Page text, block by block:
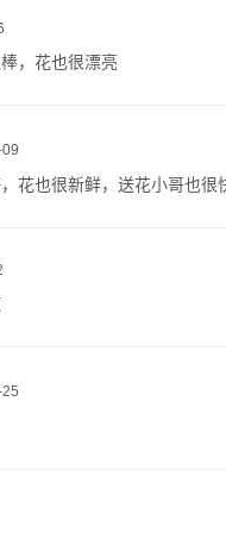
，花也很漂亮
花也很新鲜，送花小哥也很